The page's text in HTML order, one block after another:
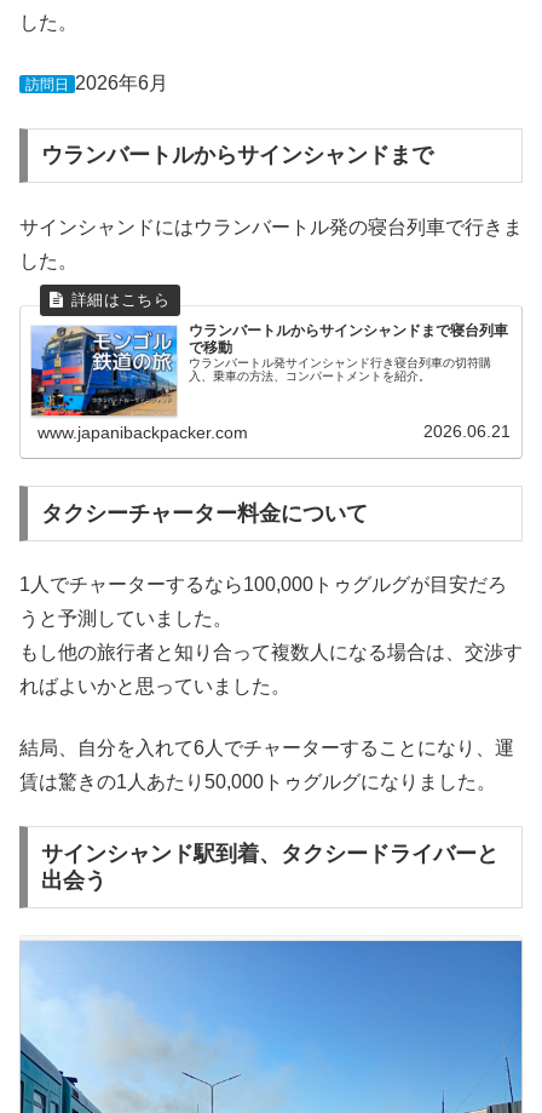
した。
訪問日 2026年6月
ウランバートルからサインシャンドまで
サインシャンドにはウランバートル発の寝台列車で行きま
した。
ウランバートルからサインシャンドまで寝台列車
で移動
ウランバートル発サインシャンド行き寝台列車の切符購
入、乗車の方法、コンパートメントを紹介。
www.japanibackpacker.com 2026.06.21
タクシーチャーター料金について
1人でチャーターするなら100,000トゥグルグが目安だろ
うと予測していました。
もし他の旅行者と知り合って複数人になる場合は、交渉す
ればよいかと思っていました。
結局、自分を入れて6人でチャーターすることになり、運
賃は驚きの1人あたり50,000トゥグルグになりました。
サインシャンド駅到着、タクシードライバーと
出会う